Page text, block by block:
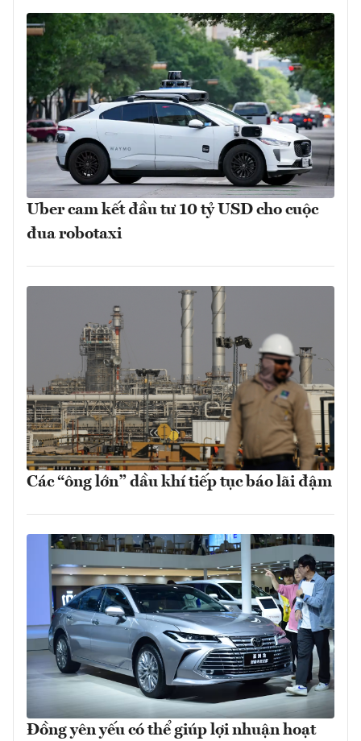
Uber cam kết đầu tư 10 tỷ USD cho cuộc
đua robotaxi
Các “ông lớn” dầu khí tiếp tục báo lãi đậm
Đồng yên yếu có thể giúp lợi nhuận hoạt